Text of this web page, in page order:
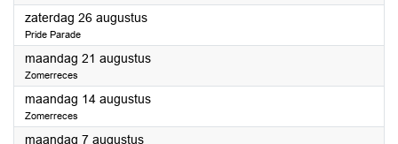
zaterdag 26 augustus2023
Pride Parade
maandag 21 augustus2023
Zomerreces
maandag 14 augustus2023
Zomerreces
maandag 7 augustus2023